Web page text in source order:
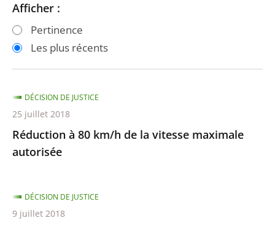
Passer
les
filtres
après
Passer
les
filtres
avant
Afficher :
Pertinence
Les plus récents
Réduction à 80 km/h de la vitesse maximale
autorisée
DÉCISION DE JUSTICE
25 juillet 2018
DÉCISION DE JUSTICE
9 juillet 2018